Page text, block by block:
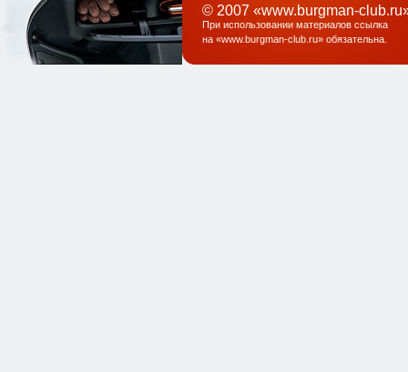
© 2007 «www.burgman-
При использовании материалов ссылка
на «www.burgman-club.ru» обязательна